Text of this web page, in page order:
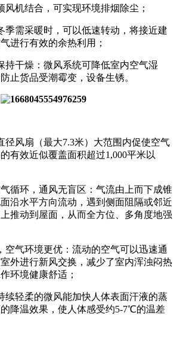
风机结合，可实现环境排烟除尘；
季需采暖时，可以低速转动，将接近建
进行有效的余热利用；
持干燥：微风系统可降低室内空气湿
止货品受潮霉变，设备生锈。
径风扇（最大7.3米）大范围内促使空气
有效近似覆盖面积超过1,000平米以
循环，通风无盲区：气流由上而下成锥
沿水平方向流动，遇到侧面阻隔或邻近
推动到屋面，从而全方位、多角度地强
空气环境更优：流动的空气可以迅速通
外进行新风交换，减少了室内浑浊闷热
环境健康舒适；
续轻柔的微风能加快人体表面汗液的蒸
降温效果，使人体感受约5-7℃的温差